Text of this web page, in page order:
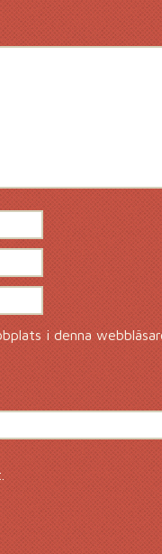
i denna